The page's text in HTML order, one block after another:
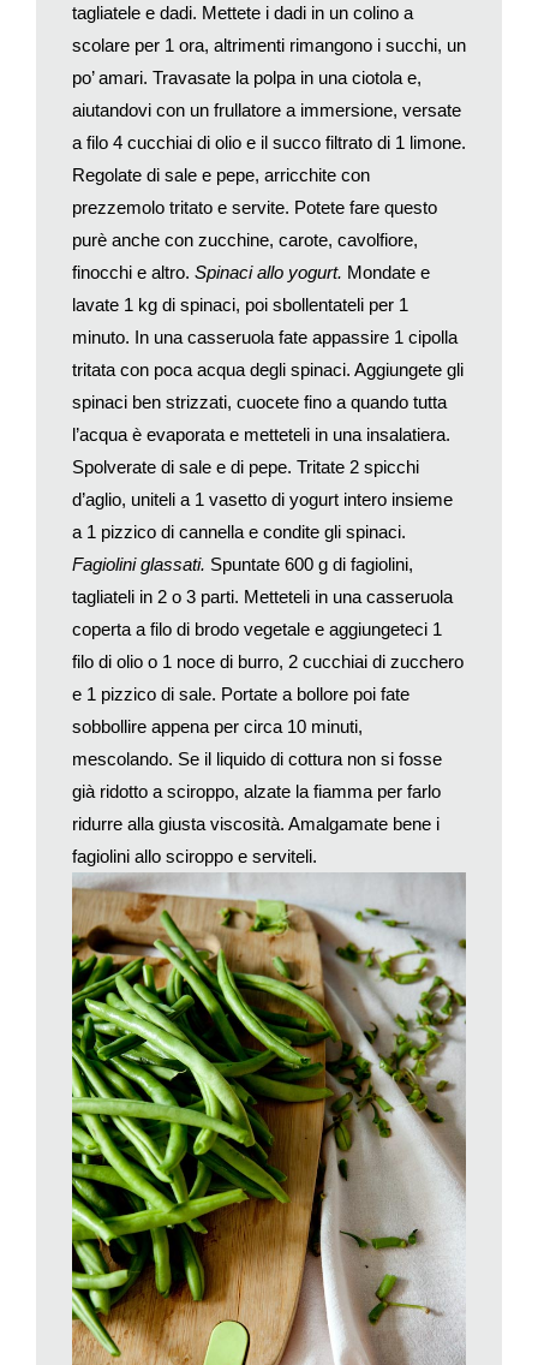
mercato» del ristorante, ovvero dalla fascia di prezzo e
dall’ambizione recondita. Quindi potrà essere più
«cameratesco» a seconda del target – ma è una cosa che va
decisa fin dall’inizio, non deve essere lasciata alla più o meno
buona volontà dei camerieri.
cattivo architetto che nessun architetto. Quindi andate con
l’architetto nei locali già impostati come vorreste impostare il
vostro, e cercate di scoprire elementi di vantaggio o
svantaggio di ogni ristorante visitato. Toccherà poi all’architetto
lavorare sul progetto, pur sempre incalzato da voi, ché solo la
combinazione tra un bravo committente e un adeguato
architetto alla fine – collaborando, anche litigando se capita –
riuscirà a creare uno spazio «bello».
bravo comunicatore. Un ristorante non ha budget per fare
pubblicità, proprio nessuno, e solo con la trasmissione di pochi
concetti e in «basso» stile pubblicitario, semplici, si può
mettere in moto il tam tam da persona a persona che è
fondamentale per il successo. Non è facile, lo so, ma un
patron bravo a comunicare vale tantissimo: quindi, se capita, e
non è una battuta, fate un corso di recitazione.
Certo, questa realtà della quale sono più che convinto non è un
Un bravo patron deve dedicare tanto alla cucina e all’acquisto
delle materie prime «giuste» per il suo ristorante, non c’è
nessun motivo per non farlo. Ma mai, mai deve abbassare la
guardia da ambiente, comunicazione e servizio!
tagliatele e dadi. Mettete i dadi in un colino a
scolare per 1 ora, altrimenti rimangono i succhi, un
po’ amari. Travasate la polpa in una ciotola e,
aiutandovi con un frullatore a immersione, versate
a filo 4 cucchiai di olio e il succo filtrato di 1 limone.
Regolate di sale e pepe, arricchite con
prezzemolo tritato e servite. Potete fare questo
purè anche con zucchine, carote, cavolfiore,
finocchi e altro. Spinaci allo yogurt. Mondate e
lavate 1 kg di spinaci, poi sbollentateli per 1
minuto. In una casseruola fate appassire 1 cipolla
tritata con poca acqua degli spinaci. Aggiungete gli
spinaci ben strizzati, cuocete fino a quando tutta
l’acqua è evaporata e metteteli in una insalatiera.
Spolverate di sale e di pepe. Tritate 2 spicchi
d’aglio, uniteli a 1 vasetto di yogurt intero insieme
a 1 pizzico di cannella e condite gli spinaci.
Fagiolini glassati. Spuntate 600 g di fagiolini,
tagliateli in 2 o 3 parti. Metteteli in una casseruola
coperta a filo di brodo vegetale e aggiungeteci 1
filo di olio o 1 noce di burro, 2 cucchiai di zucchero
e 1 pizzico di sale. Portate a bollore poi fate
sobbollire appena per circa 10 minuti,
mescolando. Se il liquido di cottura non si fosse
già ridotto a sciroppo, alzate la fiamma per farlo
ridurre alla giusta viscosità. Amalgamate bene i
fagiolini allo sciroppo e serviteli.